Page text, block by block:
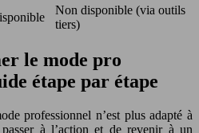
Non disponible (via outils
tiers)
le mode pro
étape par étape
professionnel n’est plus adapté à
à l’action et de revenir à un